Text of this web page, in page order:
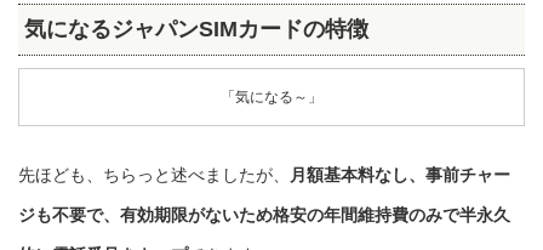
気になるジャパンSIMカードの特徴
「気になる～」
先ほども、ちらっと述べましたが、 月額基本料なし、事前チャー
ジも不要で、有効期限がないため格安の年間維持費のみで半永久